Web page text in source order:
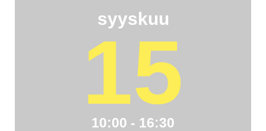
syyskuu
15
10:00 - 16:30